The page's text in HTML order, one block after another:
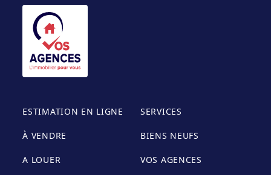
ESTIMATION EN LIGNE SERVICES
À VENDRE BIENS NEUFS
A LOUER VOS AGENCES